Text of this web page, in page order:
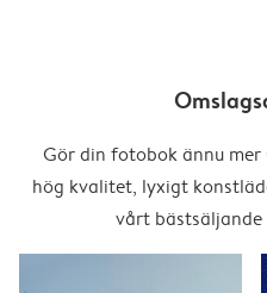
Gör din fotobok ännu
hög kvalitet, lyxigt
vårt